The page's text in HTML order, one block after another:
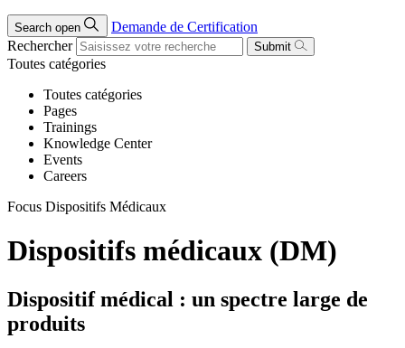
Search open
Demande de Certification
Rechercher
Submit
Toutes catégories
Toutes catégories
Pages
Trainings
Knowledge Center
Events
Careers
Focus Dispositifs Médicaux
Dispositifs médicaux (DM)
Dispositif médical : un spectre large de
produits